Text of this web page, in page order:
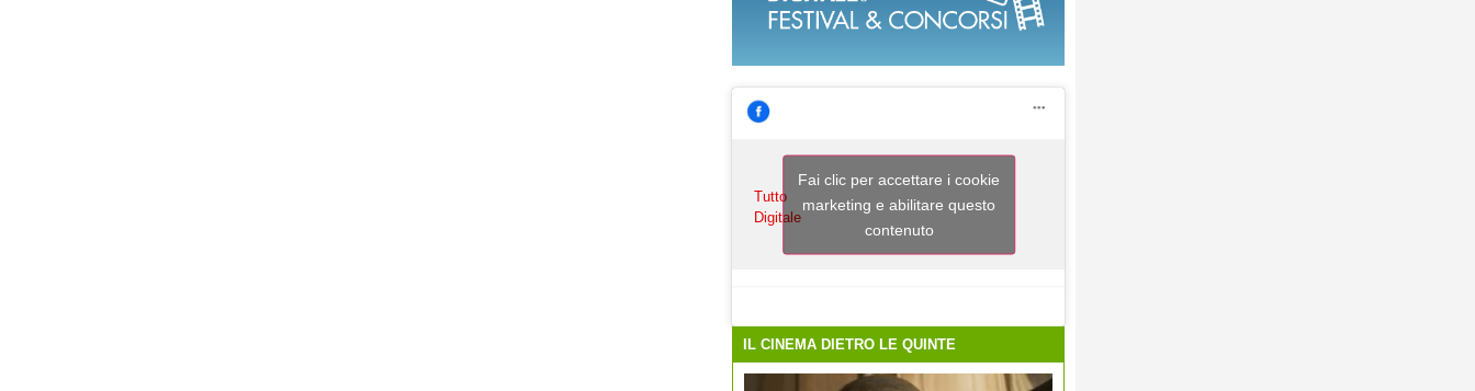
Tutto
Digitale
Fai clic per accettare i cookie
marketing e abilitare questo
contenuto
IL CINEMA DIETRO LE QUINTE